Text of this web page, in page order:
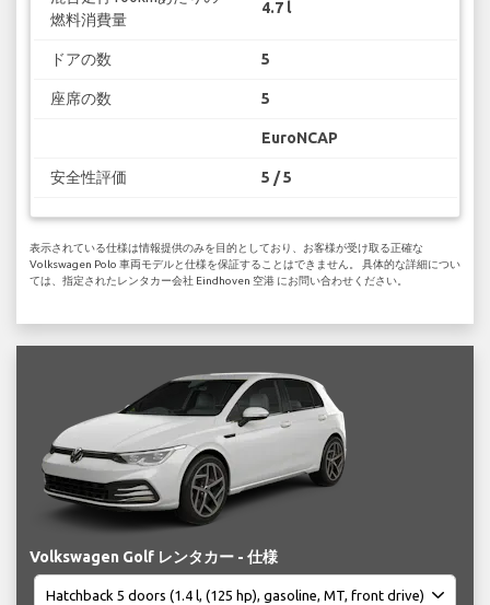
燃料消費量
4.7 l
ドアの数 5
座席の数 5
EuroNCAP
安全性評価 5 / 5
表示されている仕様は情報提供のみを目的としており、お客様が受け取る正確な
Volkswagen Polo 車両モデルと仕様を保証することはできません。 具体的な詳細につい
ては、指定されたレンタカー会社 Eindhoven 空港 にお問い合わせください。
Volkswagen Golf レンタカー - 仕様